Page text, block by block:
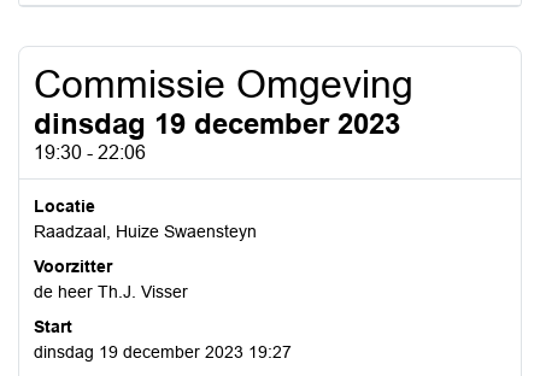
Commissie Omgeving
dinsdag 19 december 2023
19:30 - 22:06
Locatie
Raadzaal, Huize Swaensteyn
Voorzitter
de heer Th.J. Visser
Start
dinsdag 19 december 2023 19:27